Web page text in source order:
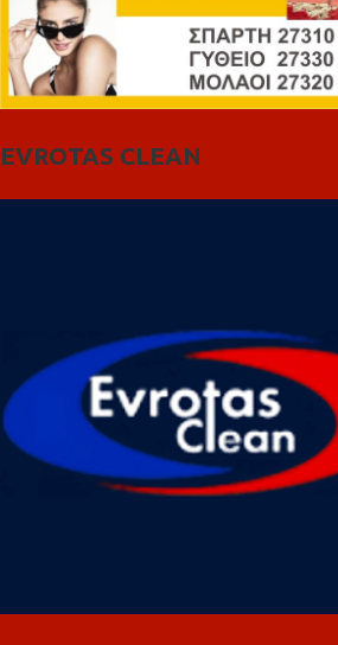
EVROTAS CLEAN